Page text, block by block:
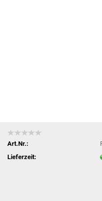
Art.Nr.:
Lieferzeit: